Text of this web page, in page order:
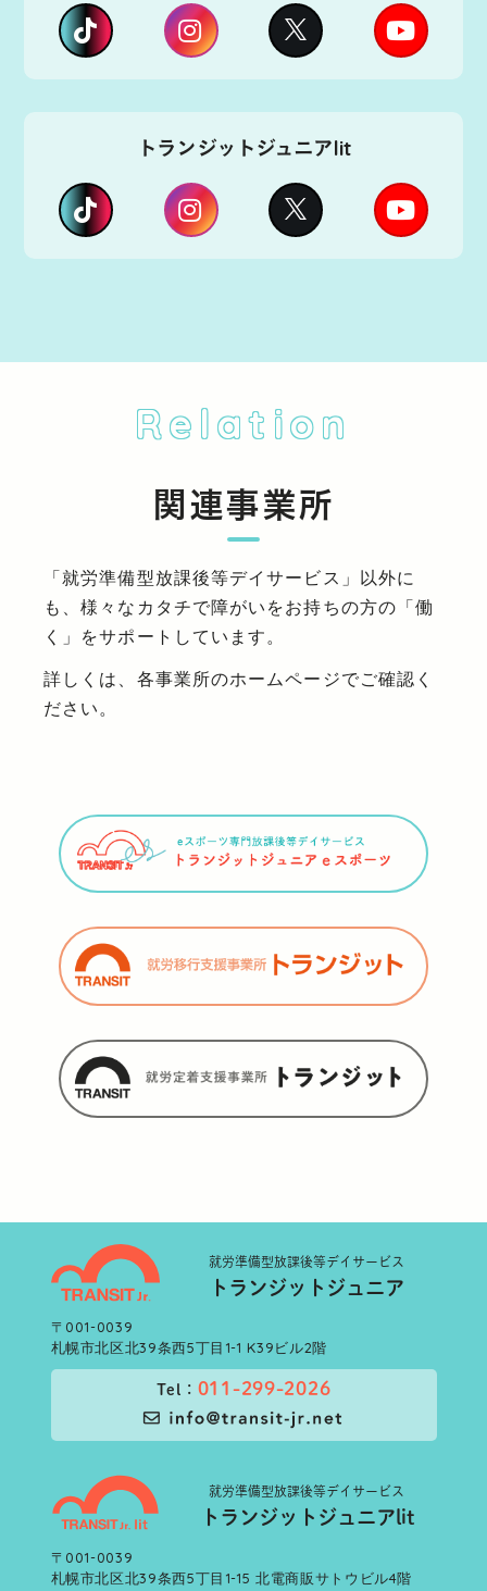
トランジットジュニアlit
Relation
関連事業所
「就労準備型放課後等デイサービス」以外に
も、様々なカタチで障がいをお持ちの方の「働
く」をサポートしています。
詳しくは、各事業所のホームページでご確認く
ださい。
就労準備型放課後等デイサービス
トランジットジュニア
〒001-0039
札幌市北区北39条西5丁目1-1 K39ビル2階
Tel： 011-299-2026
就労準備型放課後等デイサービス
トランジットジュニアlit
〒001-0039
札幌市北区北39条西5丁目1-15 北電商販サトウビル4階